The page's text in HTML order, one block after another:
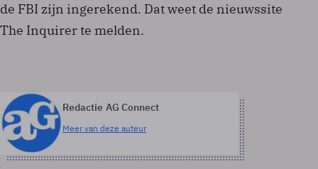
de FBI zijn ingerekend. Dat weet de nieuwssite
The Inquirer te melden.
Redactie AG Connect
Meer van deze auteur